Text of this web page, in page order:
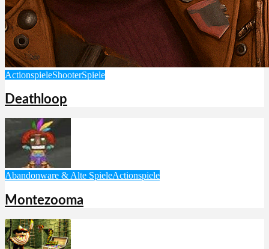
ActionspieleShooterSpiele
Deathloop
Abandonware & Alte SpieleActionspiele
Montezooma